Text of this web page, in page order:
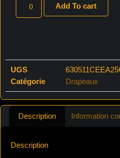
Add To cart
UGS
Catégorie
Drapeaux
Description Information
Description